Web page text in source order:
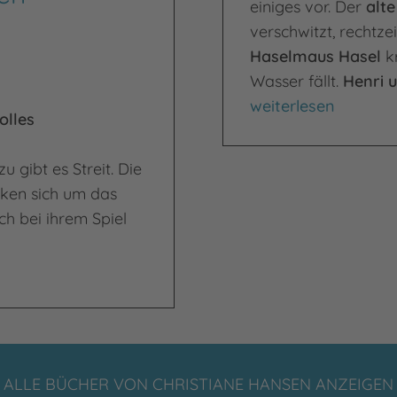
gibt es Streit. Die
sich um das
bei ihrem Spiel
einiges vor. Deralte
verschwitzt,
Haselmaus Hasel
Wasser fällt. Henri
Was Hase und
weiterlesen
ALLE BÜCHER VON CHRISTIANE HANSEN ANZEIGEN